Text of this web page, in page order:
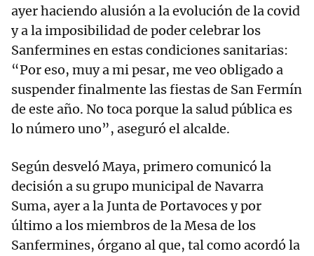
ayer haciendo alusión a la evolución de la covid
y a la imposibilidad de poder celebrar los
Sanfermines en estas condiciones sanitarias:
“Por eso, muy a mi pesar, me veo obligado a
suspender finalmente las fiestas de San Fermín
de este año. No toca porque la salud pública es
lo número uno”, aseguró el alcalde.
Según desveló Maya, primero comunicó la
decisión a su grupo municipal de Navarra
Suma, ayer a la Junta de Portavoces y por
último a los miembros de la Mesa de los
Sanfermines, órgano al que, tal como acordó la